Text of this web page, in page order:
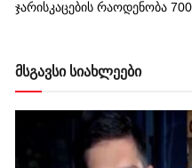
ჯარისკაცების რაოდენობა
მსგავსი სიახლეები